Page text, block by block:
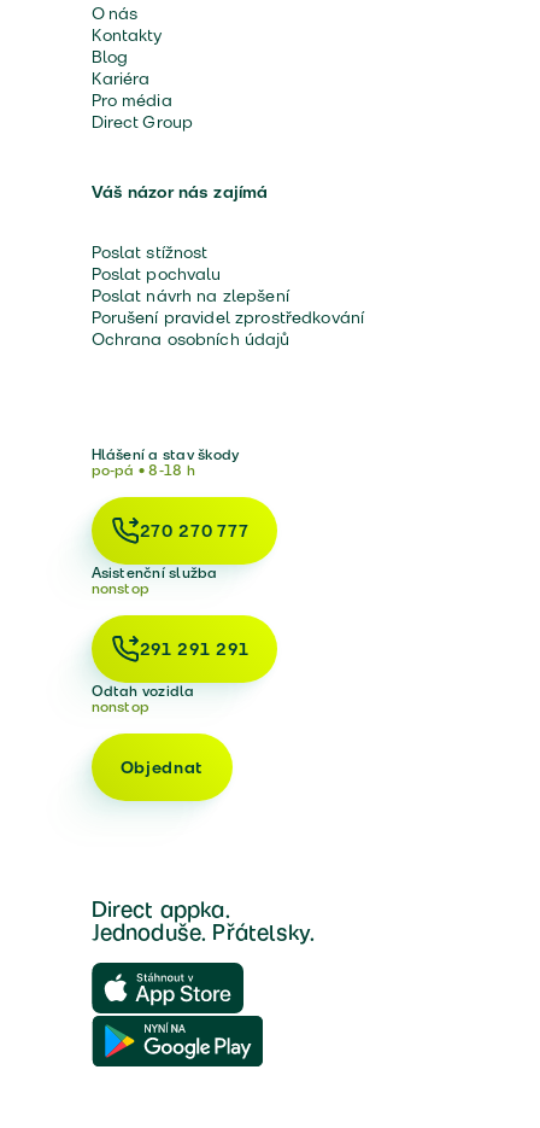
O nás
Kontakty
Blog
Kariéra
Pro média
Direct Group
Váš názor nás zajímá
Poslat stížnost
Poslat pochvalu
Poslat návrh na zlepšení
Porušení pravidel zprostředkování
Ochrana osobních údajů
Hlášení a stav škody
po-pá • 8-18 h
270 270 777
Asistenční služba
nonstop
291 291 291
Odtah vozidla
nonstop
Objednat
Direct appka.
Jednoduše. Přátelsky.